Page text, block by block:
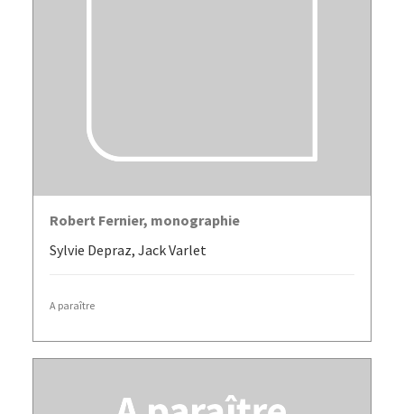
LIRE LA SUITE
Robert Fernier, monographie
Sylvie Depraz, Jack Varlet
A paraître